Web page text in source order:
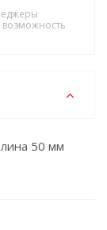
возможность
50 мм